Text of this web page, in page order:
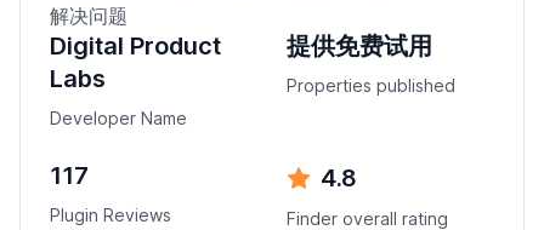
解决问题
Digital Product
Labs
Developer Name
提供免费试用
Properties published
117
Plugin Reviews
4.8
Finder overall rating